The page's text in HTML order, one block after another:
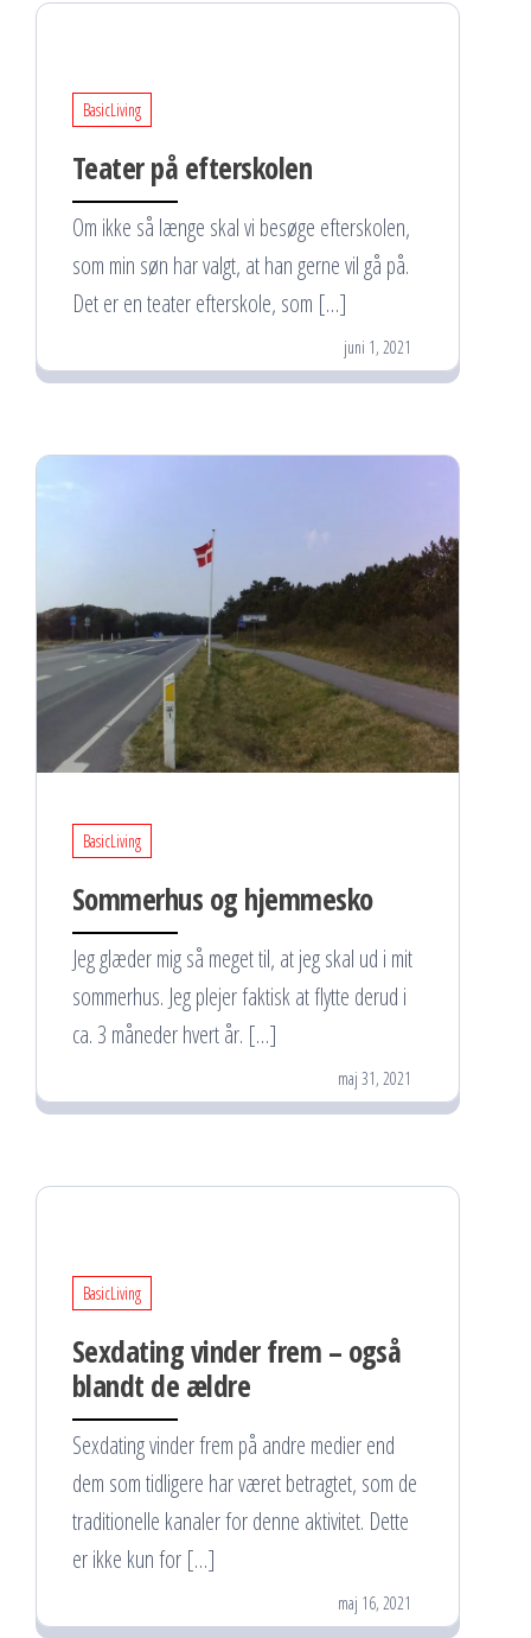
BasicLiving
Teater på efterskolen
Om ikke så længe skal vi besøge efterskolen,
som min søn har valgt, at han gerne vil gå på.
Det er en teater efterskole, som […]
juni 1, 2021
BasicLiving
Sommerhus og hjemmesko
Jeg glæder mig så meget til, at jeg skal ud i mit
sommerhus. Jeg plejer faktisk at flytte derud i
ca. 3 måneder hvert år. […]
maj 31, 2021
BasicLiving
Sexdating vinder frem – også
blandt de ældre
Sexdating vinder frem på andre medier end
dem som tidligere har været betragtet, som de
traditionelle kanaler for denne aktivitet. Dette
er ikke kun for […]
maj 16, 2021